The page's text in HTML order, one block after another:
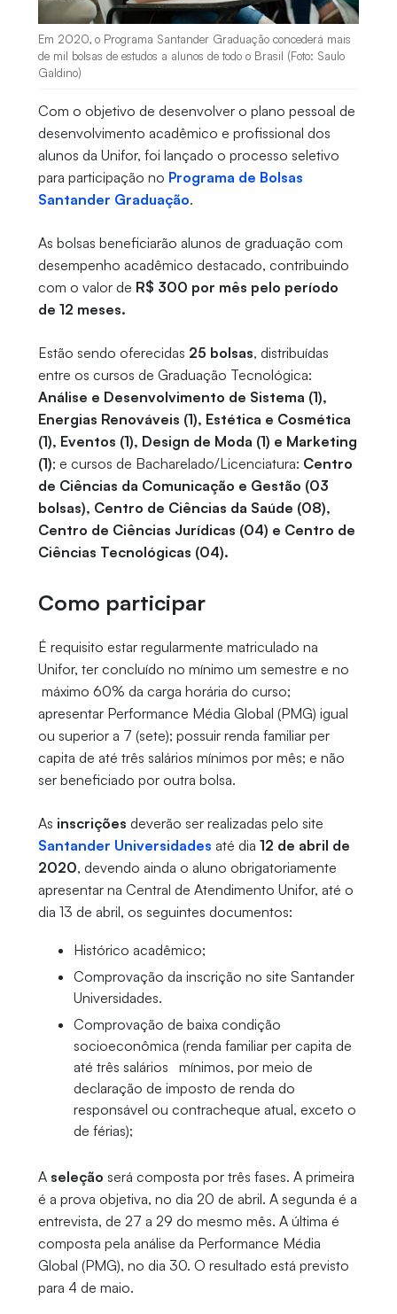
Em 2020, o Programa Santander Graduação concederá mais
de mil bolsas de estudos a alunos de todo o Brasil (Foto: Saulo
Galdino)
Com o objetivo de desenvolver o plano pessoal de
desenvolvimento acadêmico e profissional dos
alunos da Unifor, foi lançado o processo seletivo
para participação no Programa de Bolsas
Santander Graduação.
As bolsas beneficiarão alunos de graduação com
desempenho acadêmico destacado, contribuindo
com o valor de R$ 300 por mês pelo período
de 12 meses.
Estão sendo oferecidas 25 bolsas, distribuídas
entre os cursos de Graduação Tecnológica:
Análise e Desenvolvimento de Sistema (1),
Energias Renováveis (1), Estética e Cosmética
(1), Eventos (1), Design de Moda (1) e Marketing
(1); e cursos de Bacharelado/Licenciatura: Centro
de Ciências da Comunicação e Gestão (03
bolsas), Centro de Ciências da Saúde (08),
Centro de Ciências Jurídicas (04) e Centro de
Ciências Tecnológicas (04).
Como participar
É requisito estar regularmente matriculado na
Unifor, ter concluído no mínimo um semestre e no
máximo 60% da carga horária do curso;
apresentar Performance Média Global (PMG) igual
ou superior a 7 (sete); possuir renda familiar per
capita de até três salários mínimos por mês; e não
ser beneficiado por outra bolsa.
As inscrições deverão ser realizadas pelo site
Santander Universidades até dia 12 de abril de
2020, devendo ainda o aluno obrigatoriamente
apresentar na Central de Atendimento Unifor, até o
dia 13 de abril, os seguintes documentos:
Histórico acadêmico;
Comprovação da inscrição no site Santander
Universidades.
Comprovação de baixa condição
socioeconômica (renda familiar per capita de
até três salários mínimos, por meio de
declaração de imposto de renda do
responsável ou contracheque atual, exceto o
de férias);
A seleção será composta por três fases. A primeira
é a prova objetiva, no dia 20 de abril. A segunda é a
entrevista, de 27 a 29 do mesmo mês. A última é
composta pela análise da Performance Média
Global (PMG), no dia 30. O resultado está previsto
para 4 de maio.